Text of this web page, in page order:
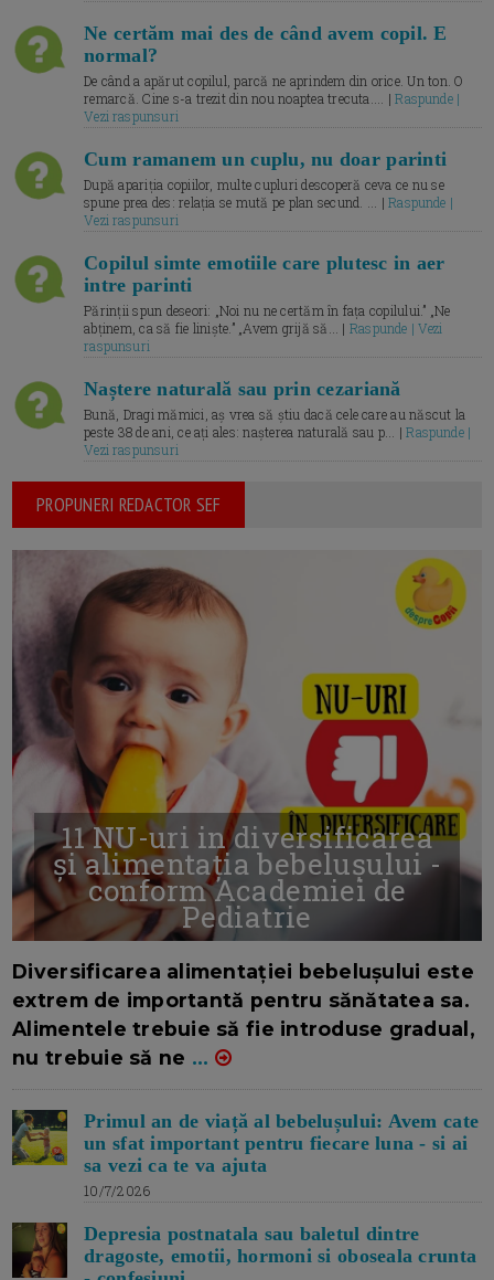
Ne certăm mai des de când avem copil. E
normal?
De când a apărut copilul, parcă ne aprindem din orice. Un ton. O
remarcă. Cine s-a trezit din nou noaptea trecuta.... |Raspunde |
Vezi raspunsuri
Cum ramanem un cuplu, nu doar parinti
După apariția copiilor, multe cupluri descoperă ceva ce nu se
spune prea des: relația se mută pe plan secund. ... |Raspunde |
Vezi raspunsuri
Copilul simte emotiile care plutesc in aer
intre parinti
Părinții spun deseori: „Noi nu ne certăm în fața copilului.” „Ne
abținem, ca să fie liniște.” „Avem grijă să... | Raspunde | Vezi
raspunsuri
Naștere naturală sau prin cezariană
Bună, Dragi mămici, aș vrea să știu dacă cele care au născut la
peste 38 de ani, ce ați ales: nașterea naturală sau p... |Raspunde |
Vezi raspunsuri
PROPUNERI REDACTOR SEF
11 NU-uri in diversificarea
și alimentația bebelușului -
conform Academiei de
Pediatrie
Diversificarea alimentației bebelușului este
extrem de importantă pentru sănătatea sa.
Alimentele trebuie să fie introduse gradual,
nu trebuie să ne ...
Primul an de viață al bebelușului: Avem cate
un sfat important pentru fiecare luna - si ai
sa vezi ca te va ajuta
10/7/2026
Depresia postnatala sau baletul dintre
dragoste, emotii, hormoni si oboseala crunta